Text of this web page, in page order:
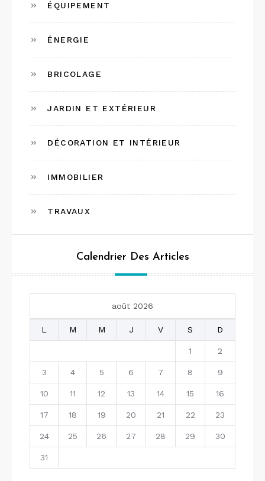
ÉQUIPEMENT
ÉNERGIE
BRICOLAGE
JARDIN ET EXTÉRIEUR
DÉCORATION ET INTÉRIEUR
IMMOBILIER
TRAVAUX
Calendrier Des Articles
août 2026
L M M J V S D
1 2
3 4 5 6 7 8 9
10 11 12 13 14 15 16
17 18 19 20 21 22 23
24 25 26 27 28 29 30
31